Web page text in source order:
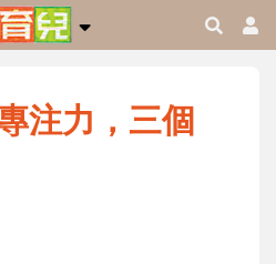
注力，三個